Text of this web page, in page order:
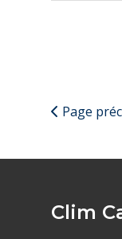
Page
Clim